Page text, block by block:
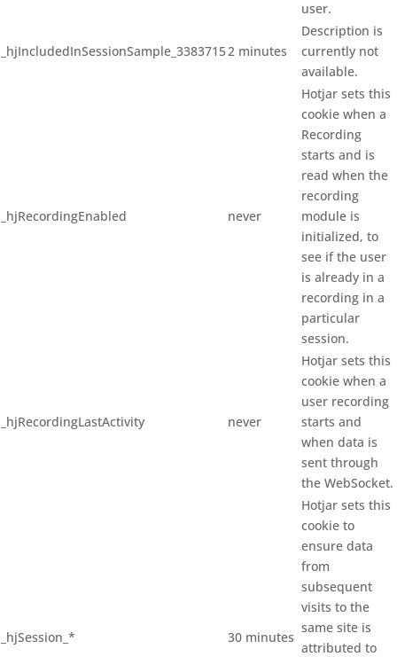
user.
_hjIncludedInSessionSample_33837152 minutes
Description is
currently not
available.
_hjRecordingEnabled never
Hotjar sets this
cookie when a
Recording
starts and is
read when the
recording
module is
initialized, to
see if the user
is already in a
recording in a
particular
session.
_hjRecordingLastActivity never
Hotjar sets this
cookie when a
user recording
starts and
when data is
sent through
the WebSocket.
_hjSession_* 30 minutes
Hotjar sets this
cookie to
ensure data
from
subsequent
visits to the
same site is
attributed to